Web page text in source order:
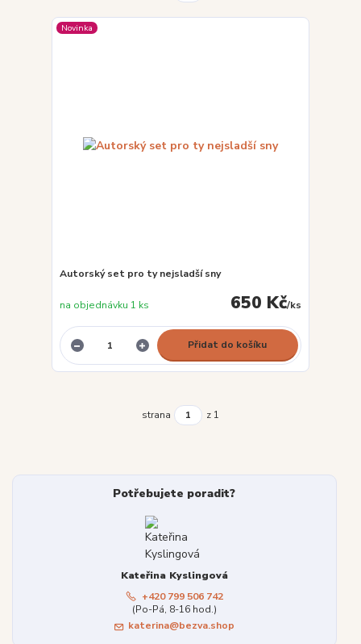
Novinka
Autorský set pro ty nejsladší sny
650 Kč/ks
na objednávku 1 ks
Přidat do košíku
strana z 1
Potřebujete poradit?
Kateřina Kyslingová
+420 799 506 742
(Po-Pá, 8-16 hod.)
katerina@bezva.shop